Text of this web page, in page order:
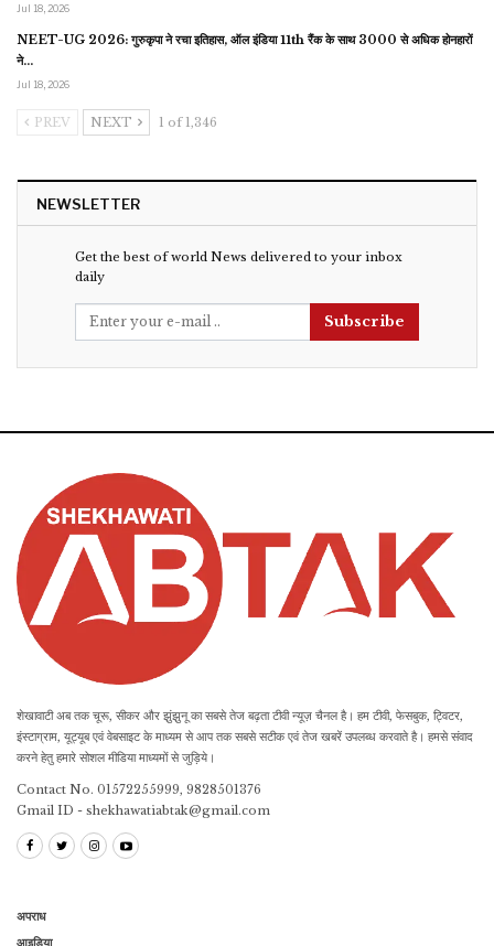
Jul 18, 2026
NEET-UG 2026: गुरुकृपा ने रचा इतिहास, ऑल इंडिया 11th रैंक के साथ 3000 से अधिक होनहारों
ने…
Jul 18, 2026
PREV NEXT 1 of 1,346
NEWSLETTER
Get the best of world News delivered to your inbox
daily
Subscribe
शेखावाटी अब तक चूरू, सीकर और झुंझुनू का सबसे तेज बढ़ता टीवी न्यूज़ चैनल है। हम टीवी, फेसबुक, ट्विटर,
इंस्टाग्राम, यूट्यूब एवं वेबसाइट के माध्यम से आप तक सबसे सटीक एवं तेज खबरें उपलब्ध करवाते है। हमसे संवाद
करने हेतु हमारे सोशल मीडिया माध्यमों से जुड़िये।
Contact No. 01572255999, 9828501376
Gmail ID - shekhawatiabtak@gmail.com
अपराध
आइडिया